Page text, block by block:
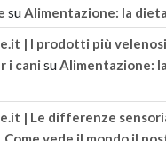
su Alimentazione: la
| I prodotti più
i cani su Alimentazione:
| Le differenze